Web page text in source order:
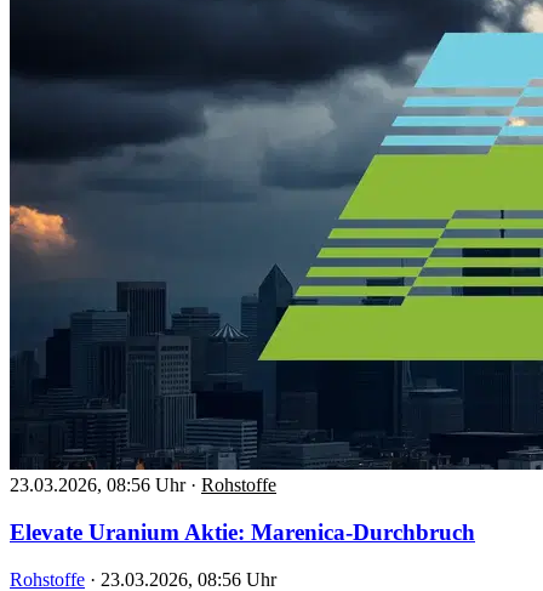
23.03.2026, 08:56 Uhr · Rohstoffe
Elevate Uranium Aktie: Marenica-Durchbruch
Rohstoffe · 23.03.2026, 08:56 Uhr